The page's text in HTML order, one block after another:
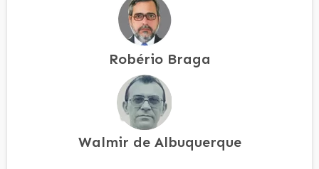
Robério Braga
Walmir de Albuquerque